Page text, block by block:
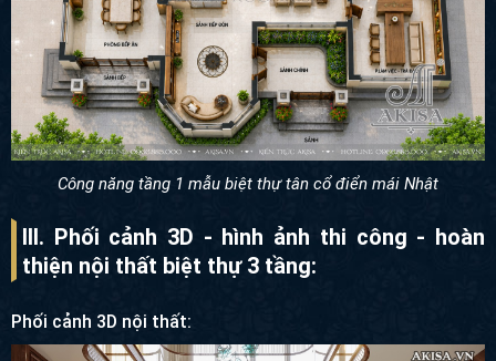
Công năng tầng 1 mẫu biệt thự tân cổ điển mái Nhật
III. Phối cảnh 3D - hình ảnh thi công - hoàn
thiện nội thất biệt thự 3 tầng:
Phối cảnh 3D nội thất: